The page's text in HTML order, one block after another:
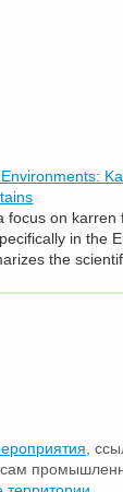
focus on karren
in the
the
,